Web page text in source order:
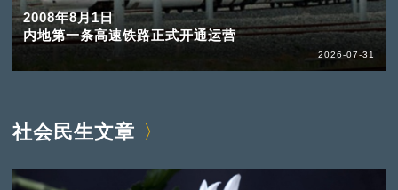
2008年8月1日
内地第一条高速铁路正式开通运营
2026-07-31
社会民生文章